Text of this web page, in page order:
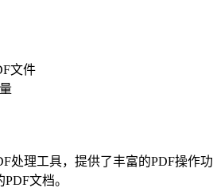
文件
处理工具，提供了丰富的PDF操作
文档。